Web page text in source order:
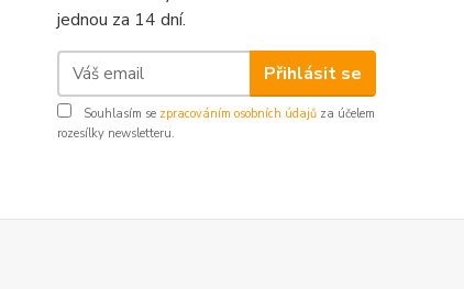
jednou za 14 dní.
Přihlásit se
Souhlasím se zpracováním osobních údajů za účelem
rozesílky newsletteru.